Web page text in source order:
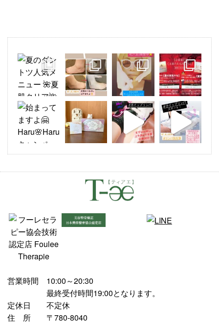
営業時間
10:00～20:30
最終受付時間19:00となります。
定休日
不定休
住 所
〒780-8040